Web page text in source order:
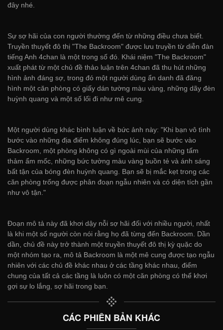
đây nhé.
Sự sợ hãi của con người thường đến từ những điều chưa biết.
Truyền thuyết đô thị "The Backroom" được lưu truyền từ diễn đàn
tiếng Anh 4chan là một trong số đó. Khái niệm "The Backroom"
xuất phát từ một chủ đề thảo luận trên 4chan đã thu hút những
hình ảnh đáng sợ, trong đó một người dùng ẩn danh đã đăng
hình một căn phòng có giấy dán tường màu vàng, những dãy đèn
huỳnh quang và một số lối đi như mê cung.
Một người dùng khác bình luận về bức ảnh này: "Khi bạn vô tình
bước vào những địa điểm không đúng lúc, bạn sẽ bước vào
Backroom, một phòng không có gì ngoài mùi của những tấm
thảm ẩm mốc, những bức tường màu vàng buồn tẻ và ánh sáng
bất tận của bóng đèn huỳnh quang. Bạn sẽ bị mắc kẹt trong các
căn phòng trống được phân đoạn ngẫu nhiên và có diện tích gần
như vô tận."
Đoạn mô tả này đã khơi dậy nỗi sợ hãi đối với nhiều người, nhất
là khi một số người còn nói rằng họ đã từng đến Backroom. Dần
dần, chủ đề này trở thành một truyền thuyết đô thị kỳ quặc do
một nhóm tạo ra, mô tả Backroom là một mê cung được tạo ngẫu
nhiên với các chủ đề khác nhau ở các tầng khác nhau, điểm
chung của tất cả các tầng là luôn có một căn phòng có thể khơi
gợi sự lo lắng, sợ hãi trong bạn.
CÁC PHIÊN BẢN KHÁC